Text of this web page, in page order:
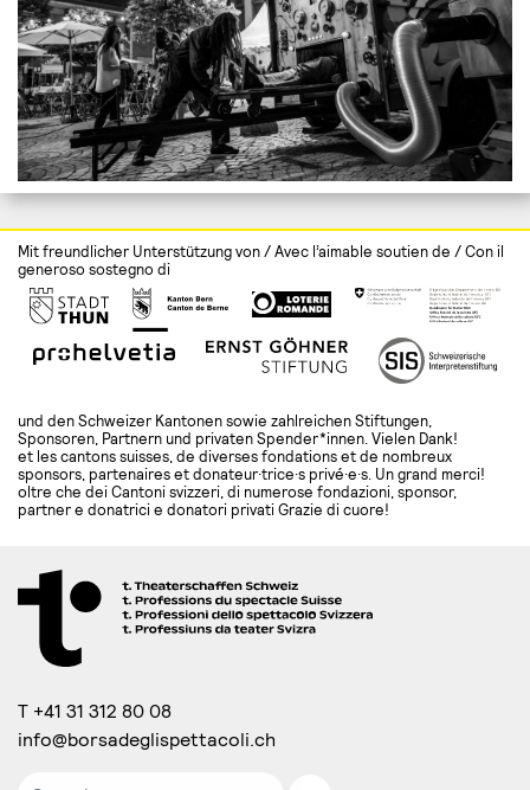
Mit freundlicher Unterstützung von / Avec l’aimable soutien de / Con il
generoso sostegno di
und den Schweizer Kantonen sowie zahlreichen Stiftungen,
Sponsoren, Partnern und privaten Spender*innen. Vielen Dank!
et les cantons suisses, de diverses fondations et de nombreux
sponsors, partenaires et donateur·trice·s privé·e·s. Un grand merci!
oltre che dei Cantoni svizzeri, di numerose fondazioni, sponsor,
partner e donatrici e donatori privati Grazie di cuore!
T +41 31 312 80 08
info@borsadeglispettacoli.ch